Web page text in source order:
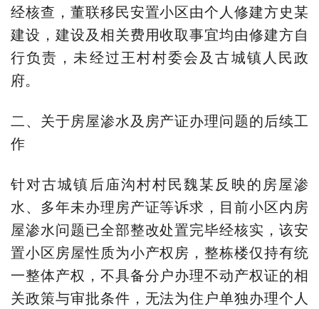
经核查，董联移民安置小区由个人修建方史某
建设，建设及相关费用收取事宜均由修建方自
行负责，未经过王村村委会及古城镇人民政
府。
二、关于房屋渗水及房产证办理问题的后续工
作
针对古城镇后庙沟村村民魏某反映的房屋渗
水、多年未办理房产证等诉求，目前小区内房
屋渗水问题已全部整改处置完毕经核实，该安
置小区房屋性质为小产权房，整栋楼仅持有统
一整体产权，不具备分户办理不动产权证的相
关政策与审批条件，无法为住户单独办理个人